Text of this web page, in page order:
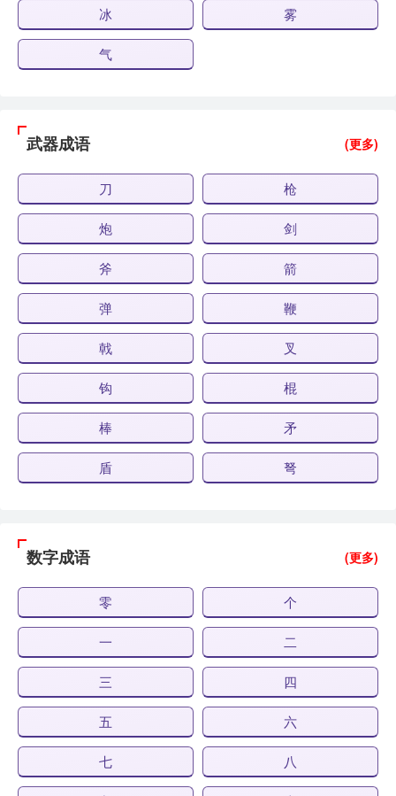
冰 雾
气
武器成语 (更多)
刀 枪
炮 剑
斧 箭
弹 鞭
戟 叉
钩 棍
棒 矛
盾 弩
数字成语 (更多)
零 个
一 二
三 四
五 六
七 八